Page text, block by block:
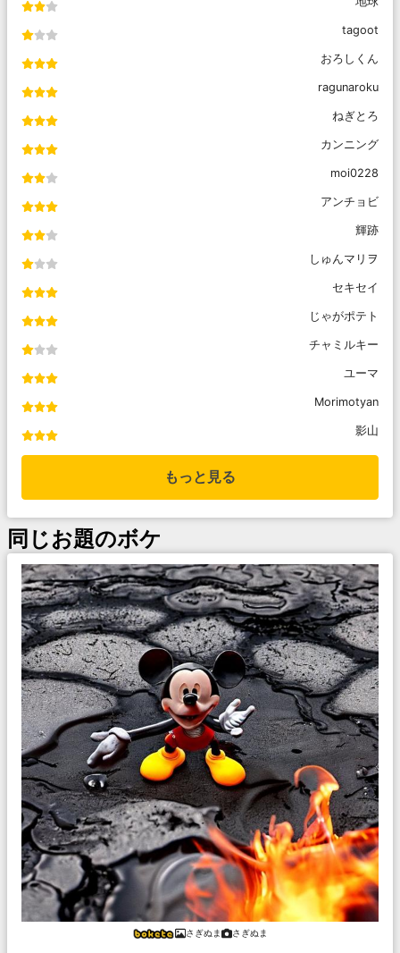
tagoot
おろしくん
ragunaroku
ねぎとろ
カンニング
moi0228
アンチョビ
輝跡
しゅんマリヲ
セキセイ
じゃがポテト
チャミルキー
ユーマ
Morimotyan
影山
もっと見る
同じお題のボケ
さぎぬま さぎぬま